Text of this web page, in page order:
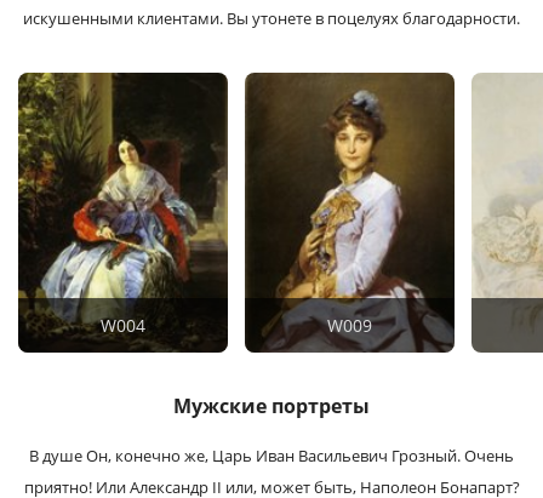
искушенными клиентами. Вы утонете в поцелуях благодарности.
W004 W009
Мужские портреты
В душе Он, конечно же, Царь Иван Васильевич Грозный. Очень
приятно! Или Александр II или, может быть, Наполеон Бонапарт?